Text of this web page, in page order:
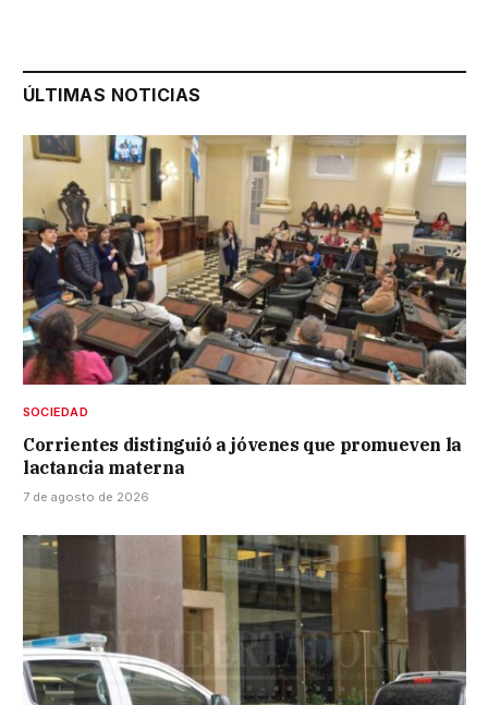
ÚLTIMAS NOTICIAS
SOCIEDAD
Corrientes distinguió a jóvenes que promueven la
lactancia materna
7 de agosto de 2026